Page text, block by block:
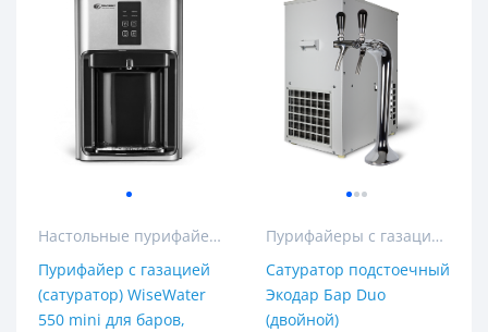
Жесткость
Марганец
Мутность
Цветность
Производительность (м3/час)
0,3 м³/час
Высота
Настольные пурифайеры
Пурифайер с газацией
(сатуратор) WiseWater
550 mini для баров,
Пурифайеры с газацией
Сатуратор подстоечный
Экодар Бар Duo
(двойной)